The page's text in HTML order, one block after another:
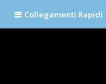
Collegamenti Rapidi